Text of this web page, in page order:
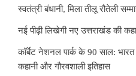
स्वतंत्री बंधानी, मिला तीलू रौतेली
नई पीढ़ी लिखेगी नए उत्तराखंड की
कॉर्बेट नेशनल पार्क के 90 साल:
कहानी और गौरवशाली इतिहास